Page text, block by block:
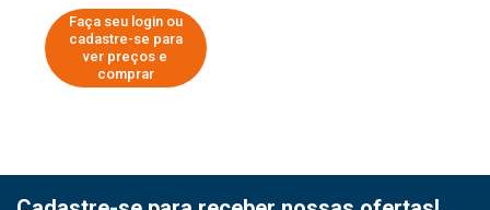
Faça seu login ou
cadastre-se para
ver preços e
comprar